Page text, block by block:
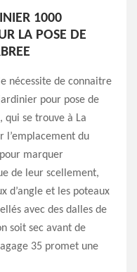
1000
LA POSE DE
nécessite de connaitre
pour pose de
qui se trouve à La
l’emplacement du
marquer
de leur scellement,
d’angle et les poteaux
avec des dalles de
soit sec avant de
35 promet une